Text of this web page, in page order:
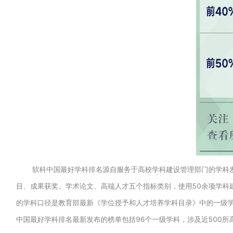
软科中国最好学科排名源自服务于高校学科建设管理部门的学
目、成果获奖、学术论文、高端人才五个指标类别，使用50余项学
的学科口径是教育部最新《学位授予和人才培养学科目录》中的一
中国最好学科排名最新发布的榜单包括96个一级学科，涉及近500所